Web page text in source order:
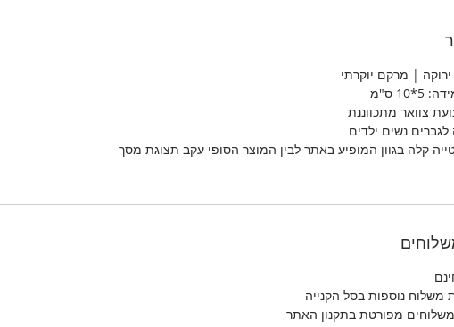
ירוקה | מרקם יוקרתי
5*10 ס"מ
צוואר מתכווננת
נשים ילדים
קלה בגוון המופיע באתר לבין המוצר הסופי עקב תצוגת מסך
משלוח נוספות בסל הקנייה
משלוחים מפורטת בתקנון האתר